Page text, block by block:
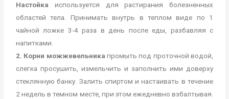
Настойка используется для растирания болезненных
областей тела. Принимать внутрь в теплом виде по 1
чайной ложке 3-4 раза в день после еды, разбавляя с
напитками.
2. Корни можжевельника промыть под проточной водой,
слегка просушить, измельчить и заполнить ими доверху
стеклянную банку. Залить спиртом и настаивать в течение
2 недель в темном месте, при этом ежедневно взбалтывая.